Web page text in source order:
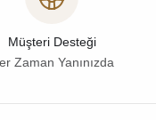
Müşteri Desteği
Zaman Yanınızda